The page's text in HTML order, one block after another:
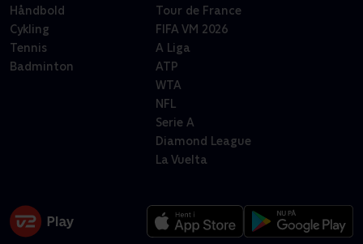
Håndbold
Cykling
Tennis
Badminton
Tour de France
FIFA VM 2026
A Liga
ATP
WTA
NFL
Serie A
Diamond League
La Vuelta